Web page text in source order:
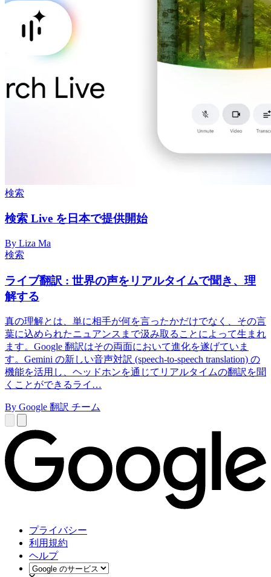
検索
検索 Live を日本で提供開始
By Liza Ma
検索
ライブ翻訳 : 世界の声をリアルタイムで聞き、理
解する
真の理解とは、単に相手が何を言ったかだけでなく、その言
葉に込められたニュアンスまで汲み取ることによって生まれ
ます。Google 翻訳はその両面において進化を遂げていま
す。Gemini の新しい音声対訳 (speech-to-speech translation) の
機能を活用し、ヘッドホンを通じてリアルタイムの翻訳を聞
くことができるライ…
By Google 翻訳 チーム
プライバシー
利用規約
ヘルプ